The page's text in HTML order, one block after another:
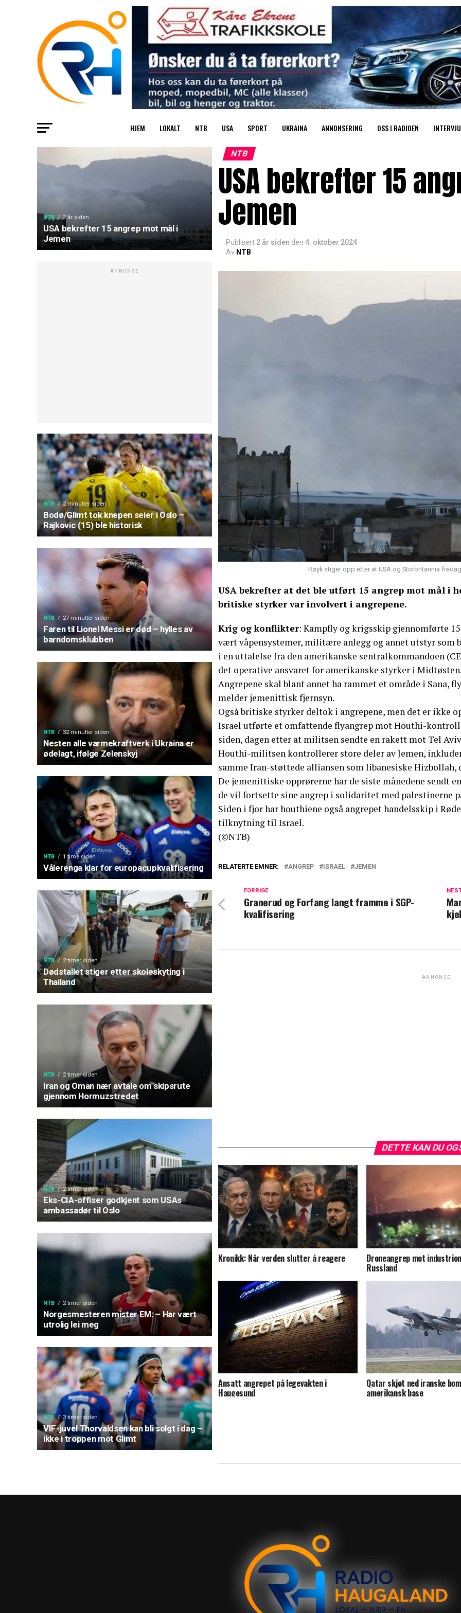
HJEM LOKALT NTB USA SPORT UKRAINA ANNONSERING OSS I RADIOEN INTERVJU
NTB 2 år siden
USA bekrefter 15 angrep mot mål i
Jemen
ANNONSE
NTB 2 minutter siden
Bodø/Glimt tok knepen seier i Oslo –
Rajkovic (15) ble historisk
NTB 27 minutter siden
Faren til Lionel Messi er død – hylles av
barndomsklubben
NTB 32 minutter siden
Nesten alle varmekraftverk i Ukraina er
ødelagt, ifølge Zelenskyj
NTB 1 time siden
Vålerenga klar for europacupkvalifisering
NTB 2 timer siden
Dødstallet stiger etter skoleskyting i
Thailand
NTB 2 timer siden
Iran og Oman nær avtale om skipsrute
gjennom Hormuzstredet
NTB 2 timer siden
Eks-CIA-offiser godkjent som USAs
ambassadør til Oslo
NTB 2 timer siden
Norgesmesteren mister EM: – Har vært
utrolig lei meg
NTB 3 timer siden
VIF-juvel Thorvaldsen kan bli solgt i dag –
ikke i troppen mot Glimt
NTB
USA bekrefter 15
Jemen
Publisert 2 år siden den 4. oktober 2024
Av NTB
Røyk stiger opp etter at USA og Storbritannia
USA bekrefter at det ble utført 15 angrep mot mål i
britiske styrker var involvert i angrepene.
Krig og konflikter: Kampfly og krigsskip gjennomførte
vært våpensystemer, militære anlegg og annet utstyr som
i en uttalelse fra den amerikanske sentralkommandoen
det operative ansvaret for amerikanske styrker i Midtøsten.
Angrepene skal blant annet ha rammet et område i Sana,
melder jemenittisk fjernsyn.
Også britiske styrker deltok i angrepene, men det er ikke
Israel utførte et omfattende flyangrep mot Houthi-
siden, dagen etter at militsen sendte en rakett mot Tel
Houthi-militsen kontrollerer store deler av Jemen,
samme Iran-støttede alliansen som libanesiske Hizbollah,
De jemenittiske opprørerne har de siste månedene sendt
de vil fortsette sine angrep i solidaritet med palestinerne
Siden i fjor har houthiene også angrepet handelsskip i
tilknytning til Israel.
(©NTB)
RELATERTE EMNER: ANGREP ISRAEL JEMEN
FORRIGE
Granerud og Forfang langt framme i SGP-
kvalifisering
ANNONSE
DETTE KAN DU
Kronikk: Når verden slutter å reagere Droneangrep mot
Russland
Ansatt angrepet på legevakten i
Haugesund
Qatar skjøt ned iranske
amerikansk base